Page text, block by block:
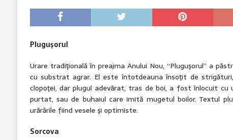
Pluguşorul
Urare tradiţională în preajma Anului Nou, “Pluguşorul” a
cu substrat agrar. El este întotdeauna însoţit de
clopoţei, dar plugul adevărat, tras de boi, a fost înlocuit cu
purtat, sau de buhaiul care imită mugetul boilor. Textul
urărările fiind vesele şi optimiste.
Sorcova